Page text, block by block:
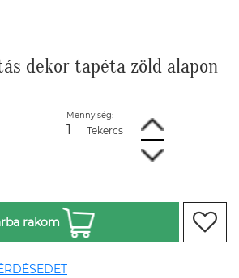
dekor tapéta zöld alapon
Mennyiség:
Tekercs
rakom